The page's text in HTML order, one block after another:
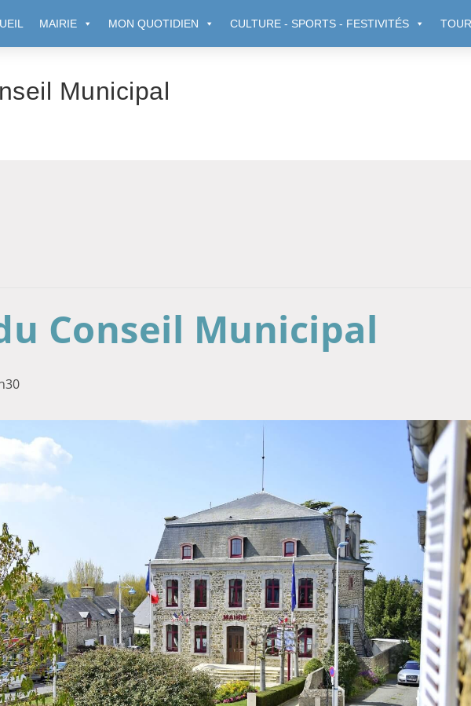
MAIRIE MON QUOTIDIEN CULTURE - SPORTS - FESTIVITÉS
Municipal
Conseil Municipal